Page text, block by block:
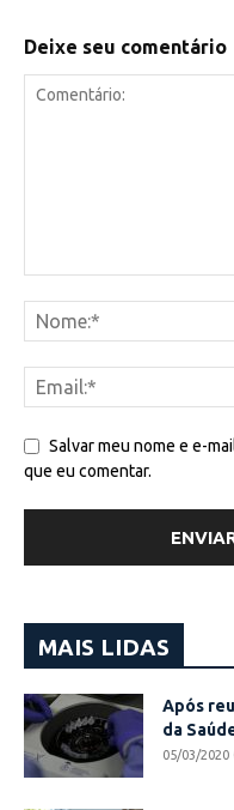
Deixe seu comentário
Salvar meu nome e e-
que eu comentar.
MAIS LIDAS
Após
da
05/03/2020